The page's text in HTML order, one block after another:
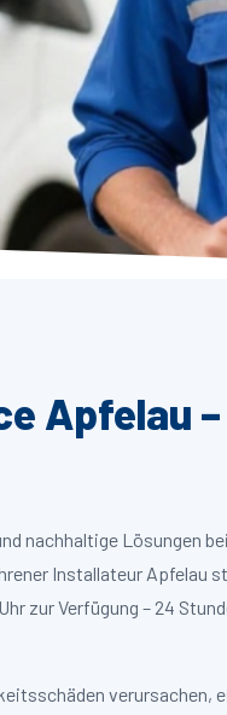
Apfelau
nachhaltige Lösungen bei
Installateur Apfelau
zur Verfügung – 24
verursachen,